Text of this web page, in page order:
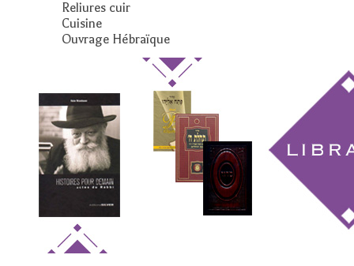
Reliures cuir
Cuisine
Ouvrage Hébraïque